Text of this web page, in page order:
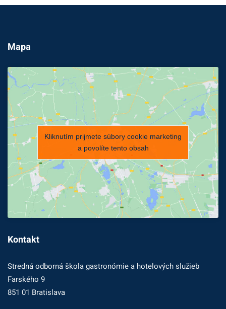
Mapa
Kliknutím prijmete súbory cookie marketing
a povolíte tento obsah
Kontakt
Stredná odborná škola gastronómie a hotelových služieb
Farského 9
851 01 Bratislava